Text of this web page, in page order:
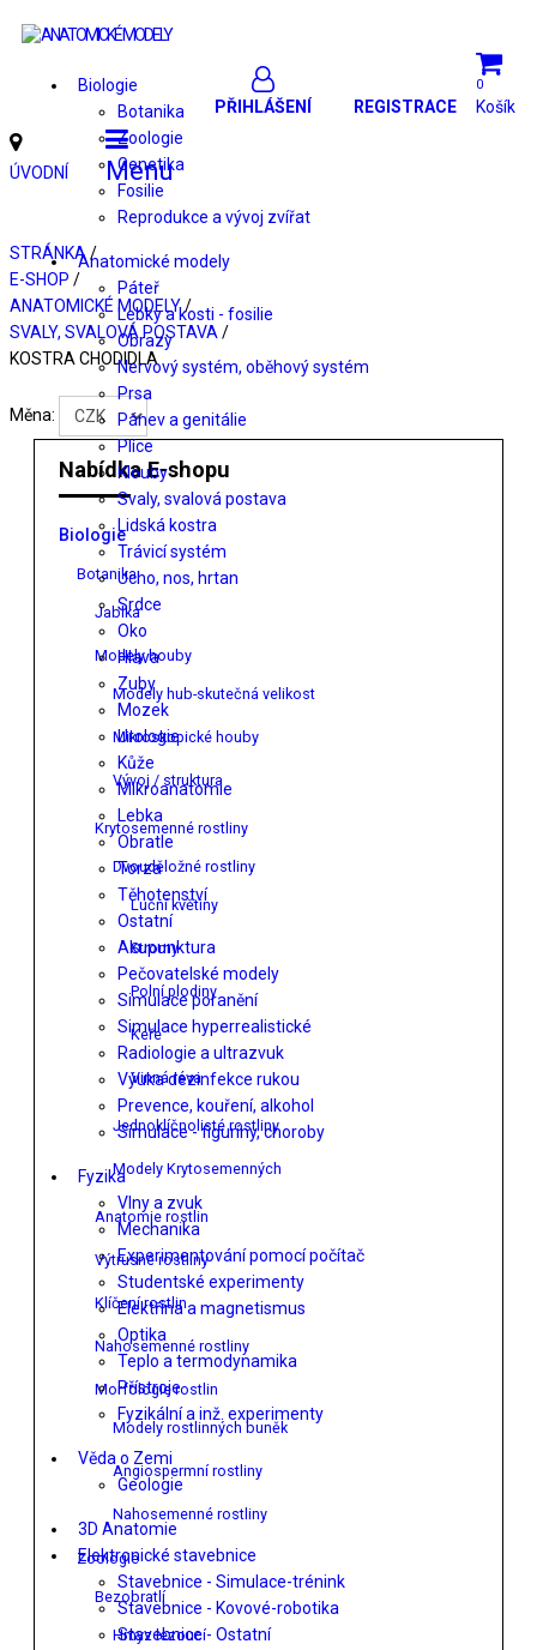
0
Košík
PŘIHLÁŠENÍ REGISTRACE
Biologie
Botanika
Zoologie
Genetika
Fosilie
Reprodukce a vývoj zvířat
Anatomické modely
Páteř
Lebky a kosti - fosilie
Obrazy
Nervový systém, oběhový systém
Prsa
Pánev a genitálie
Plíce
Klouby
Svaly, svalová postava
Lidská kostra
Trávicí systém
Ucho, nos, hrtan
Srdce
Oko
Hlava
Zuby
Mozek
Urologie
Kůže
Mikroanatomie
Lebka
Obratle
Torza
Těhotenství
Ostatní
Akupunktura
Pečovatelské modely
Simulace poranění
Simulace hyperrealistické
Radiologie a ultrazvuk
Výuka dezinfekce rukou
Prevence, kouření, alkohol
Simulace - figuríny, choroby
Fyzika
Vlny a zvuk
Mechanika
Experimentování pomocí počítač
Studentské experimenty
Elektřina a magnetismus
Optika
Teplo a termodynamika
Přístroje
Fyzikální a inž. experimenty
Věda o Zemi
Geologie
3D Anatomie
Elektronické stavebnice
Stavebnice - Simulace-trénink
Stavebnice - Kovové-robotika
Stavebnice - Ostatní
Menu
ÚVODNÍ
STRÁNKA/
E-SHOP /
ANATOMICKÉ MODELY/
SVALY, SVALOVÁ POSTAVA /
KOSTRA CHODIDLA
Měna:
Nabídka E-shopu
Biologie
Botanika
Jablka
Modely houby
Modely hub-skutečná velikost
Mikroskopické houby
Vývoj / struktura
Krytosemenné rostliny
Dvouděložné rostliny
Luční květiny
Stromy
Polní plodiny
Keře
Vinná réva
Jednoklíčnolisté rostliny
Modely Krytosemenných
Anatomie rostlin
Výtrusné rostliny
Klíčení rostlin
Nahosemenné rostliny
Morfologie rostlin
Modely rostlinných buněk
Angiospermní rostliny
Nahosemenné rostliny
Zoologie
Bezobratlí
Hmyz lezoucí